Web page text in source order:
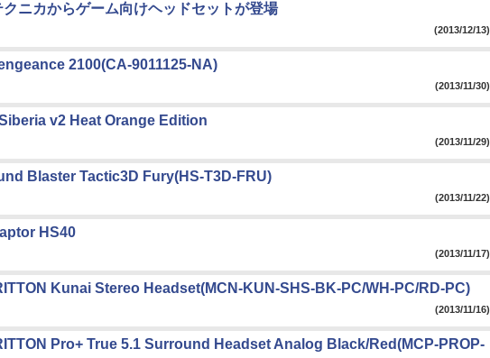
ニカからゲーム向けヘッドセットが登場
(2013/12/13)
2100(CA-9011125-NA)
(2013/11/30)
v2 Heat Orange Edition
(2013/11/29)
Blaster Tactic3D Fury(HS-T3D-FRU)
(2013/11/22)
HS40
(2013/11/17)
Kunai Stereo Headset(MCN-KUN-SHS-BK-PC/WH-PC/RD-PC)
(2013/11/16)
Pro+ True 5.1 Surround Headset Analog Black/Red(MCP-PROP-